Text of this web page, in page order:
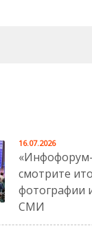
смотрите
фотографии
СМИ
16.07.2026